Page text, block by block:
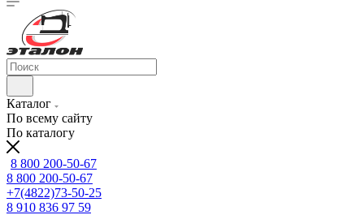
Каталог
По всему сайту
По каталогу
8 800 200-50-67
8 800 200-50-67
+7(4822)73-50-25
8 910 836 97 59